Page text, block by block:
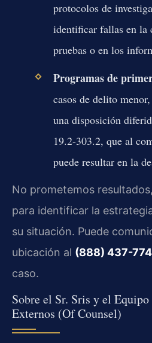
protocolos de
identificar fallas en la
pruebas o en los
Programas de
casos de delito
una disposición
19.2-303.2, que al
puede resultar en la
No prometemos
para identificar la
su situación. Puede
ubicación al (888) 437-
caso.
Sobre el Sr. Sris y el Equipo
Externos (Of Counsel)